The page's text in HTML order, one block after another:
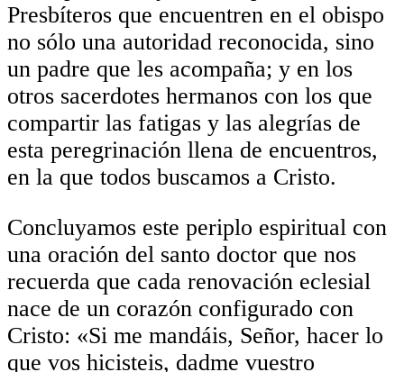
Presbíteros que encuentren en el obispo
no sólo una autoridad reconocida, sino
un padre que les acompaña; y en los
otros sacerdotes hermanos con los que
compartir las fatigas y las alegrías de
esta peregrinación llena de encuentros,
en la que todos buscamos a Cristo.
Concluyamos este periplo espiritual con
una oración del santo doctor que nos
recuerda que cada renovación eclesial
nace de un corazón configurado con
Cristo: «Si me mandáis, Señor, hacer lo
que vos hicisteis, dadme vuestro